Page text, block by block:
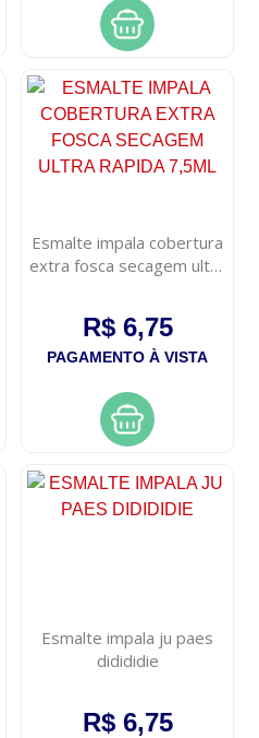
Esmalte impala cobertura
extra fosca secagem ultra
R$ 6,75
PAGAMENTO À VISTA
Esmalte impala ju paes
didididie
R$ 6,75